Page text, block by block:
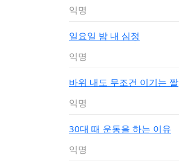
익명
일요일 밤 내 심정
익명
바위 내도 무조건 이기는 짤
익명
30대 때 운동을 하는 이유
익명